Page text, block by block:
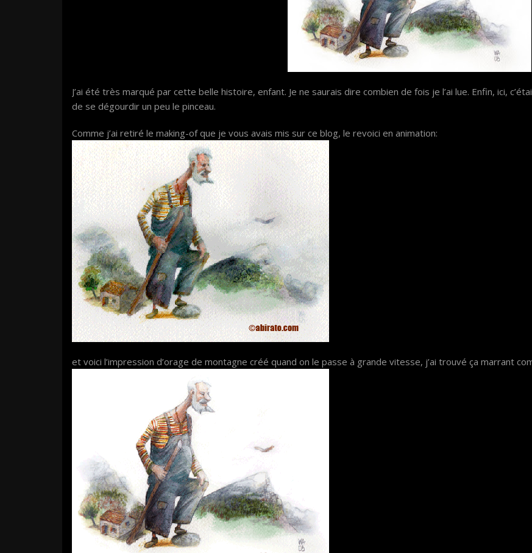
J’ai été très marqué par cette belle histoire, enfant. Je ne saurais dire combien de fois je l’ai lue. Enfin, ici,
de se dégourdir un peu le pinceau.
Comme j’ai retiré le making-of que je vous avais mis sur ce blog, le revoici en animation:
et voici l’impression d’orage de montagne créé quand on le passe à grande vitesse, j’ai trouvé ça marrant